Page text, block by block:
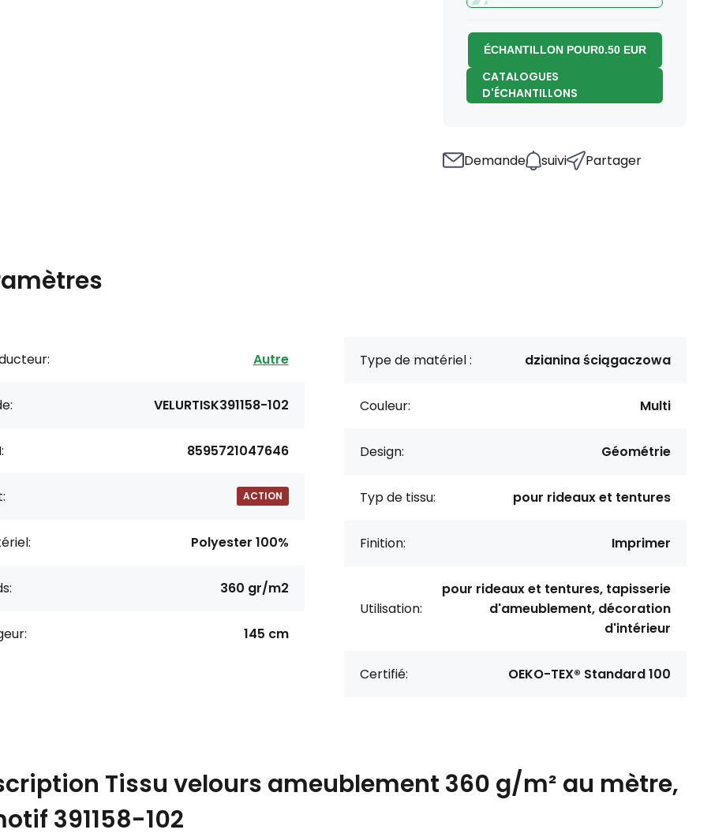
ÉCHANTILLON POUR0.50 EUR
CATALOGUES
D'ÉCHANTILLONS
Demande suivi Partager
Autre
VELURTISK391158-102
8595721047646
ACTION
Polyester 100%
360 gr/m2
145 cm
Type de matériel : dzianina ściągaczowa
Couleur: Multi
Design: Géométrie
Typ de tissu: pour rideaux et tentures
Finition: Imprimer
Utilisation:
pour rideaux et tentures, tapisserie
d'ameublement, décoration
d'intérieur
Certifié: OEKO-TEX® Standard 100
Tissu velours ameublement 360 g/m² au mètre,
391158-102